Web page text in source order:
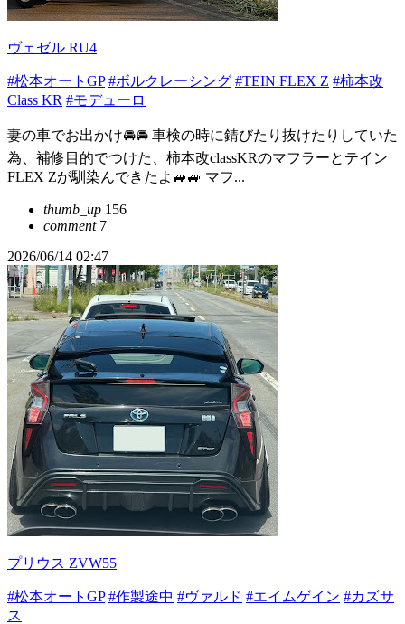
ヴェゼル RU4
#松本オートGP #ボルクレーシング #TEIN FLEX Z #柿本改
Class KR #モデューロ
妻の車でお出かけ🚘🚘 車検の時に錆びたり抜けたりしていた
為、補修目的でつけた、柿本改classKRのマフラーとテイン
FLEX Zが馴染んできたよ🚙🚙 マフ...
thumb_up 156
comment7
2026/06/14 02:47
プリウス ZVW55
#松本オートGP #作製途中 #ヴァルド #エイムゲイン #カズサ
ス